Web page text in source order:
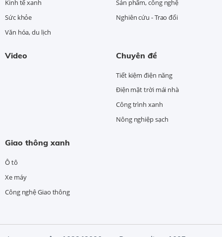
Kinh tế xanh
Sức khỏe
Văn hóa, du lịch
Sản phẩm, công nghệ
Nghiên cứu - Trao đổi
Video Chuyên đề
Tiết kiệm điện năng
Điện mặt trời mái nhà
Công trình xanh
Nông nghiệp sạch
Giao thông xanh
Ô tô
Xe máy
Công nghệ Giao thông